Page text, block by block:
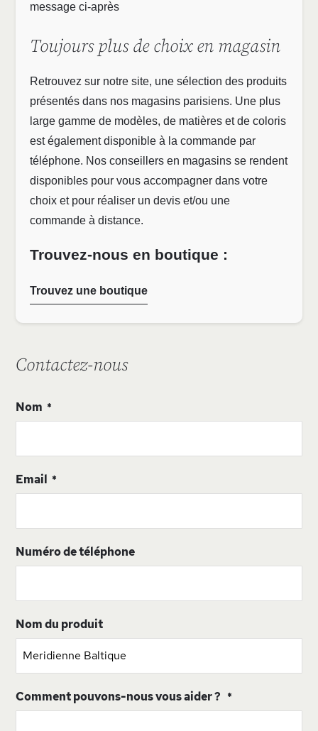
message ci-après
Toujours plus de choix en magasin
Retrouvez sur notre site, une sélection des produits
présentés dans nos magasins parisiens. Une plus
large gamme de modèles, de matières et de coloris
est également disponible à la commande par
téléphone. Nos conseillers en magasins se rendent
disponibles pour vous accompagner dans votre
choix et pour réaliser un devis et/ou une
commande à distance.
Trouvez-nous en boutique :
Trouvez une boutique
Contactez-nous
Nom
Email
Numéro de téléphone
Nom du produit
Comment pouvons-nous vous aider ?